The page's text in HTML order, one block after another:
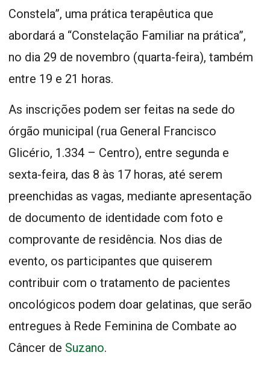
Constela”, uma prática terapêutica que
abordará a “Constelação Familiar na prática”,
no dia 29 de novembro (quarta-feira), também
entre 19 e 21 horas.
As inscrições podem ser feitas na sede do
órgão municipal (rua General Francisco
Glicério, 1.334 – Centro), entre segunda e
sexta-feira, das 8 às 17 horas, até serem
preenchidas as vagas, mediante apresentação
de documento de identidade com foto e
comprovante de residência. Nos dias de
evento, os participantes que quiserem
contribuir com o tratamento de pacientes
oncológicos podem doar gelatinas, que serão
entregues à Rede Feminina de Combate ao
Câncer de Suzano.